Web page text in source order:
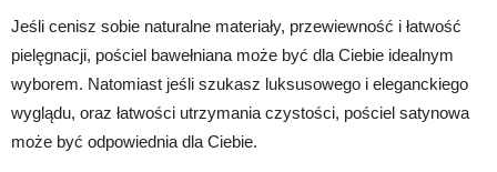
Jeśli cenisz sobie naturalne materiały, przewiewność i łatwość
pielęgnacji, pościel bawełniana może być dla Ciebie idealnym
wyborem. Natomiast jeśli szukasz luksusowego i eleganckiego
wyglądu, oraz łatwości utrzymania czystości, pościel satynowa
może być odpowiednia dla Ciebie.